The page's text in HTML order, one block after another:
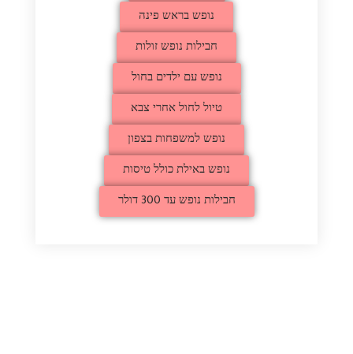
נופש בראש פינה
חבילות נופש זולות
נופש עם ילדים בחול
טיול לחול אחרי צבא
נופש למשפחות בצפון
נופש באילת כולל טיסות
חבילות נופש עד 300 דולר